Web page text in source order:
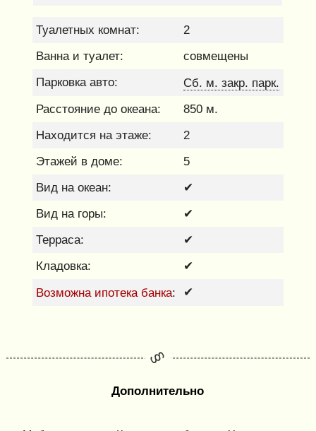
Туалетных комнат:
2
Ванна и туалет:
совмещены
Парковка авто:
Cб. м. закр. парк.
Расстояние до океана:
850 м.
Находится на этаже:
2
Этажей в доме:
5
Вид на океан:
✔
Вид на горы:
✔
Терраса:
✔
Кладовка:
✔
Возможна ипотека банка: ✔
Дополнительно